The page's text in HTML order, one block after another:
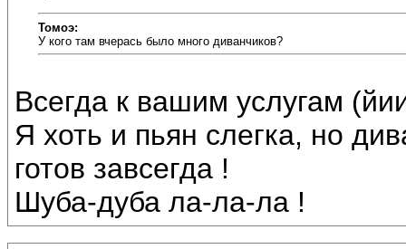
Томоэ:
У кого там вчерась было много диванчиков?
Всегда к вашим услугам
Я хоть и пьян слегка, но
готов завсегда !
Шуба-дуба ла-ла-ла !